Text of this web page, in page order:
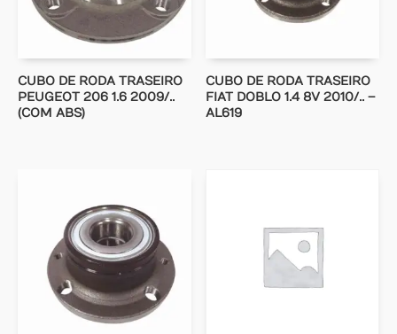
CUBO DE RODA TRASEIRO
PEUGEOT 206 1.6 2009/..
(COM ABS)
CUBO DE RODA TRASEIRO
FIAT DOBLO 1.4 8V 2010/.. –
AL619